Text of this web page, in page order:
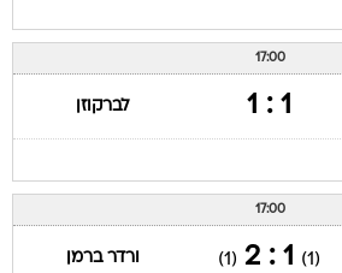
17:00
1 : 1 לברקוזן
17:00
(1)
1 : 2
(1) ורדר ברמן